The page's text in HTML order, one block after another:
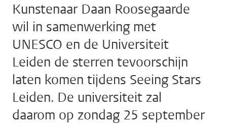
Kunstenaar Daan Roosegaarde
wil in samenwerking met
UNESCO en de Universiteit
Leiden de sterren tevoorschijn
laten komen tijdens Seeing Stars
Leiden. De universiteit zal
daarom op zondag 25 september